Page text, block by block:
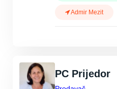
Admir Mezit
PC Prijedor